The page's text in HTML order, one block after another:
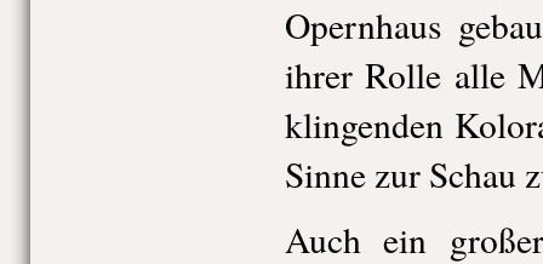
Opernhaus
ihrer Rolle alle
klingenden
Sinne zur Schau
Auch ein